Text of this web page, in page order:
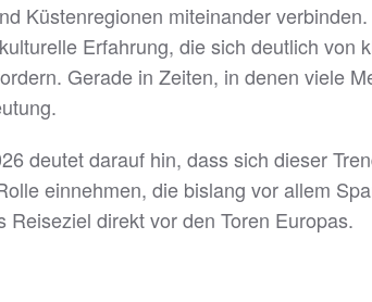
Küstenregionen miteinander
Erfahrung, die sich deutlich
Gerade in Zeiten, in denen viele
deutet darauf hin, dass sich dieser
einnehmen, die bislang vor allem
direkt vor den Toren Europas.